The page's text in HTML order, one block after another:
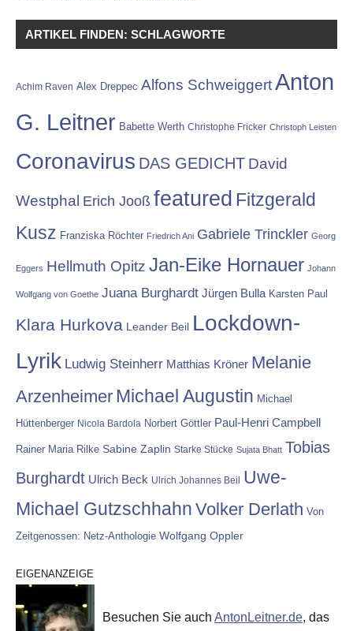
ARTIKEL FINDEN: SCHLAGWORTE
Achim Raven Alex Dreppec Alfons SchweiggertAnton
G. Leitner Babette Werth Christophe Fricker Christoph Leisten
Coronavirus DAS GEDICHT David
Westphal Erich Jooß featured Fitzgerald
Kusz Franziska Röchter Friedrich Ani Gabriele Trinckler Georg
Eggers Hellmuth Opitz Jan-Eike Hornauer Johann
Wolfgang von Goethe Juana Burghardt Jürgen Bulla Karsten Paul
Klara Hurkova Leander Beil Lockdown-
Lyrik Ludwig Steinherr Matthias Kröner Melanie
Arzenheimer Michael Augustin Michael
Hüttenberger Nicola Bardola Norbert Göttler Paul-Henri Campbell
Rainer Maria Rilke Sabine Zaplin Starke Stücke Sujata Bhatt Tobias
Burghardt Ulrich Beck Ulrich Johannes Beil Uwe-
Michael Gutzschhahn Volker Derlath Von
Zeitgenossen: Netz-Anthologie Wolfgang Oppler
EIGENANZEIGE
Besuchen Sie auch AntonLeitner.de, das